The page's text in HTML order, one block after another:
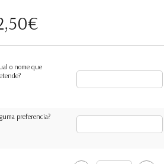
o nome que
preferencia?